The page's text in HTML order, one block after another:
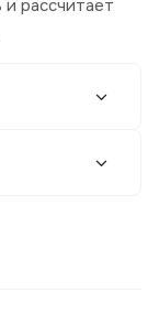
рассчитает